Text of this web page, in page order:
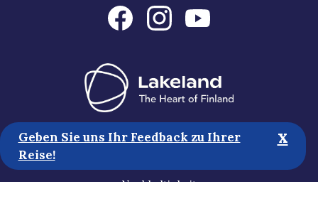
Touristische Informationen
Nachhaltigkeit
Geben Sie uns Ihr Feedback zu Ihrer
Reise!
x